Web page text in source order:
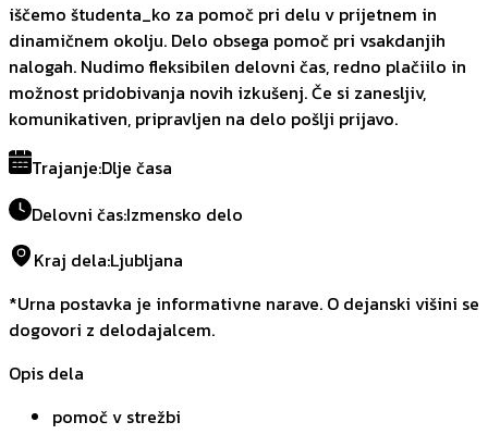
iščemo študenta_ko za pomoč pri delu v prijetnem in
dinamičnem okolju. Delo obsega pomoč pri vsakdanjih
nalogah. Nudimo fleksibilen delovni čas, redno plačiilo in
možnost pridobivanja novih izkušenj. Če si zanesljiv,
komunikativen, pripravljen na delo pošlji prijavo.
Trajanje:Dlje časa
Delovni čas:Izmensko delo
Kraj dela:Ljubljana
*Urna postavka je informativne narave. O dejanski višini se
dogovori z delodajalcem.
Opis dela
pomoč v strežbi